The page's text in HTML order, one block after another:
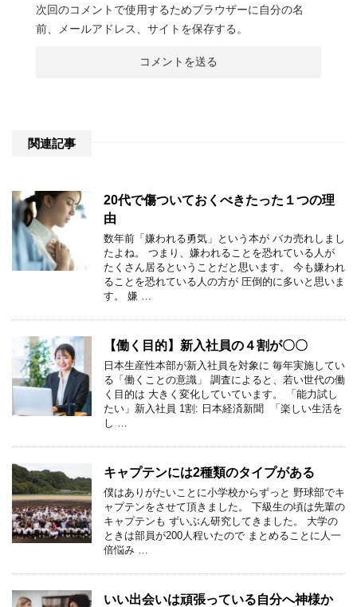
次回のコメントで使用するためブラウザーに自分の名
前、メールアドレス、サイトを保存する。
関連記事
20代で傷ついておくべきたった１つの理
由
数年前「嫌われる勇気」という本が バカ売れしまし
たよね。 つまり、嫌われることを恐れている人が
たくさん居るということだと思います。 今も嫌われ
ることを恐れている人の方が 圧倒的に多いと思いま
す。 嫌 …
【働く目的】新入社員の４割が〇〇
日本生産性本部が新入社員を対象に 毎年実施してい
る「働くことの意識」 調査によると、若い世代の働
く目的は 大きく変化していています。 「能力試し
たい」新入社員 1割: 日本経済新聞 「楽しい生活を
し …
キャプテンには2種類のタイプがある
僕はありがたいことに小学校からずっと 野球部でキ
ャプテンをさせて頂きました。 下級生の頃は先輩の
キャプテンも ずいぶん研究してきました。 大学の
ときは部員が200人程いたので まとめることに人一
倍悩み …
いい出会いは頑張っている自分へ神様か